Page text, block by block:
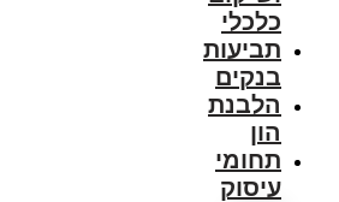
כלכלי
תביעות
בנקים
הלבנת
הון
תחומי
עיסוק